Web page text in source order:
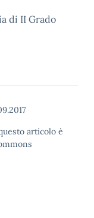
di II Grado
articolo è